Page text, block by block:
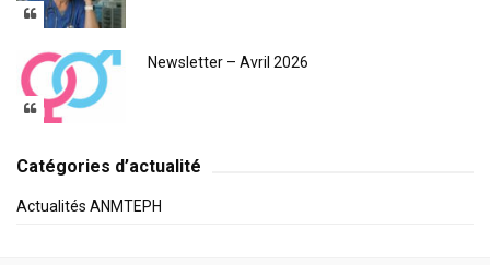
Newsletter – Avril 2026
Catégories d’actualité
Actualités ANMTEPH